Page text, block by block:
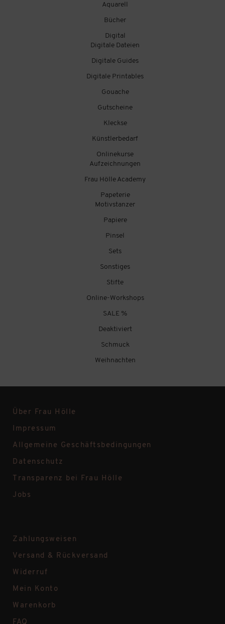
Aquarell
Bücher
Digital
Digitale Dateien
Digitale Guides
Digitale Printables
Gouache
Gutscheine
Kleckse
Künstlerbedarf
Onlinekurse
Aufzeichnungen
Frau Hölle Academy
Papeterie
Motivstanzer
Papiere
Pinsel
Sets
Sonstiges
Stifte
Online-Workshops
SALE %
Deaktiviert
Schmuck
Weihnachten
Über Frau Hölle
Impressum
Allgemeine Geschäftsbedingungen
Datenschutz
Transparenz bei Frau Hölle
Jobs
Zahlungsweisen
Versand & Rückversand
Widerruf
Mein Konto
Warenkorb
FAQ